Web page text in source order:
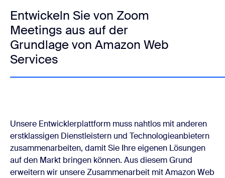
Entwickeln Sie von Zoom
Meetings aus auf der
Grundlage von Amazon Web
Services
Unsere Entwicklerplattform muss nahtlos mit anderen
erstklassigen Dienstleistern und Technologieanbietern
zusammenarbeiten, damit Sie Ihre eigenen Lösungen
auf den Markt bringen können. Aus diesem Grund
erweitern wir unsere Zusammenarbeit mit Amazon Web